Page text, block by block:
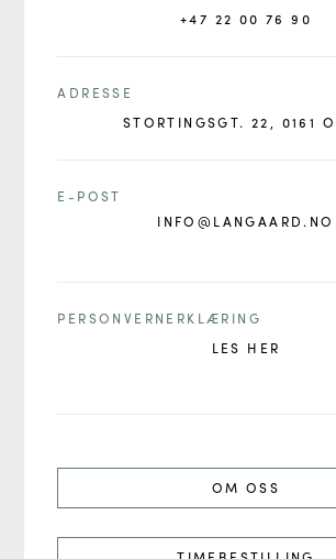
+47 22 00 76 90
ADRESSE
STORTINGSGT. 22, 0161
E-POST
INFO@LANGAARD.NO
PERSONVERNERKLÆRING
LES HER
OM OSS